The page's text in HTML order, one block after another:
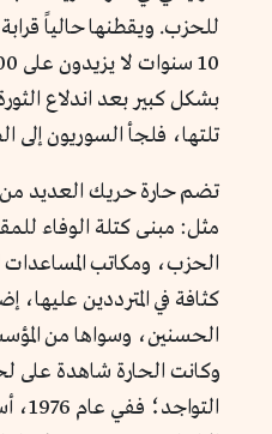
للحزب. ويقطنها حالياً
بشكل كبير بعد اندلاع
تلتها، فلجأ السوريون إلى
تضم حارة حريك العديد من
مثل: مبنى كتلة الوفاء
الحزب، ومكاتب المساعدات
كثافة في المترددين
الحسنين، وسواها من
وكانت الحارة شاهدة على